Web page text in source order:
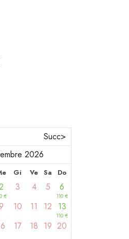
Succ>
2026
Gi Ve Sa Do
€
3 4 5 6
110 €
9 10 11 12 13
110 €
17 18 19 20